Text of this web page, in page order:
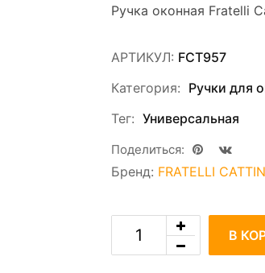
Ручка оконная Fratelli
АРТИКУЛ: FCT957
Категория: Ручки для
Тег: Универсальная
Поделиться:
Бренд: FRATELLI
В